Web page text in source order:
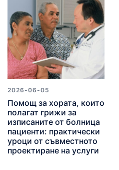
2026-06-05
Помощ за хората, които
полагат грижи за
изписаните от болница
пациенти: практически
уроци от съвместното
проектиране на услуги